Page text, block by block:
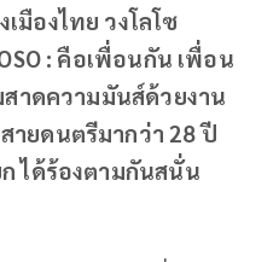
มืองไทย วงโลโซ
: คือเพื่อนกัน เพื่อน
าดความมันส์ด้วยงาน
ยดนตรีมากว่า 28 ปี
ได้ร้องตามกันสนั่น